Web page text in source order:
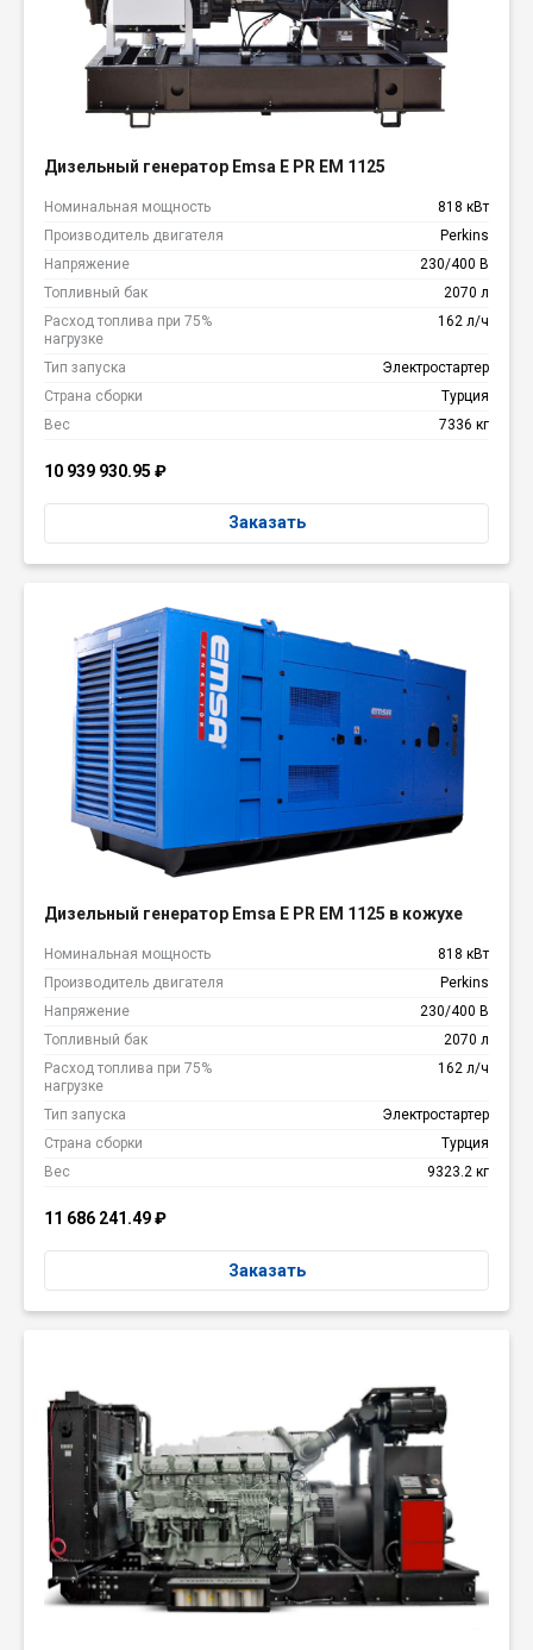
Дизельный генератор Emsa E PR EM 1125
Номинальная мощность
818 кВт
Производитель двигателя
Perkins
Напряжение
230/400 В
Топливный бак
2070 л
Расход топлива при 75%
нагрузке
162 л/ч
Тип запуска
Электростартер
Страна сборки
Турция
Вес
7336 кг
10 939 930.95 ₽
Заказать
Дизельный генератор Emsa E PR EM 1125 в кожухе
Номинальная мощность
818 кВт
Производитель двигателя
Perkins
Напряжение
230/400 В
Топливный бак
2070 л
Расход топлива при 75%
нагрузке
162 л/ч
Тип запуска
Электростартер
Страна сборки
Турция
Вес
9323.2 кг
11 686 241.49₽
Заказать